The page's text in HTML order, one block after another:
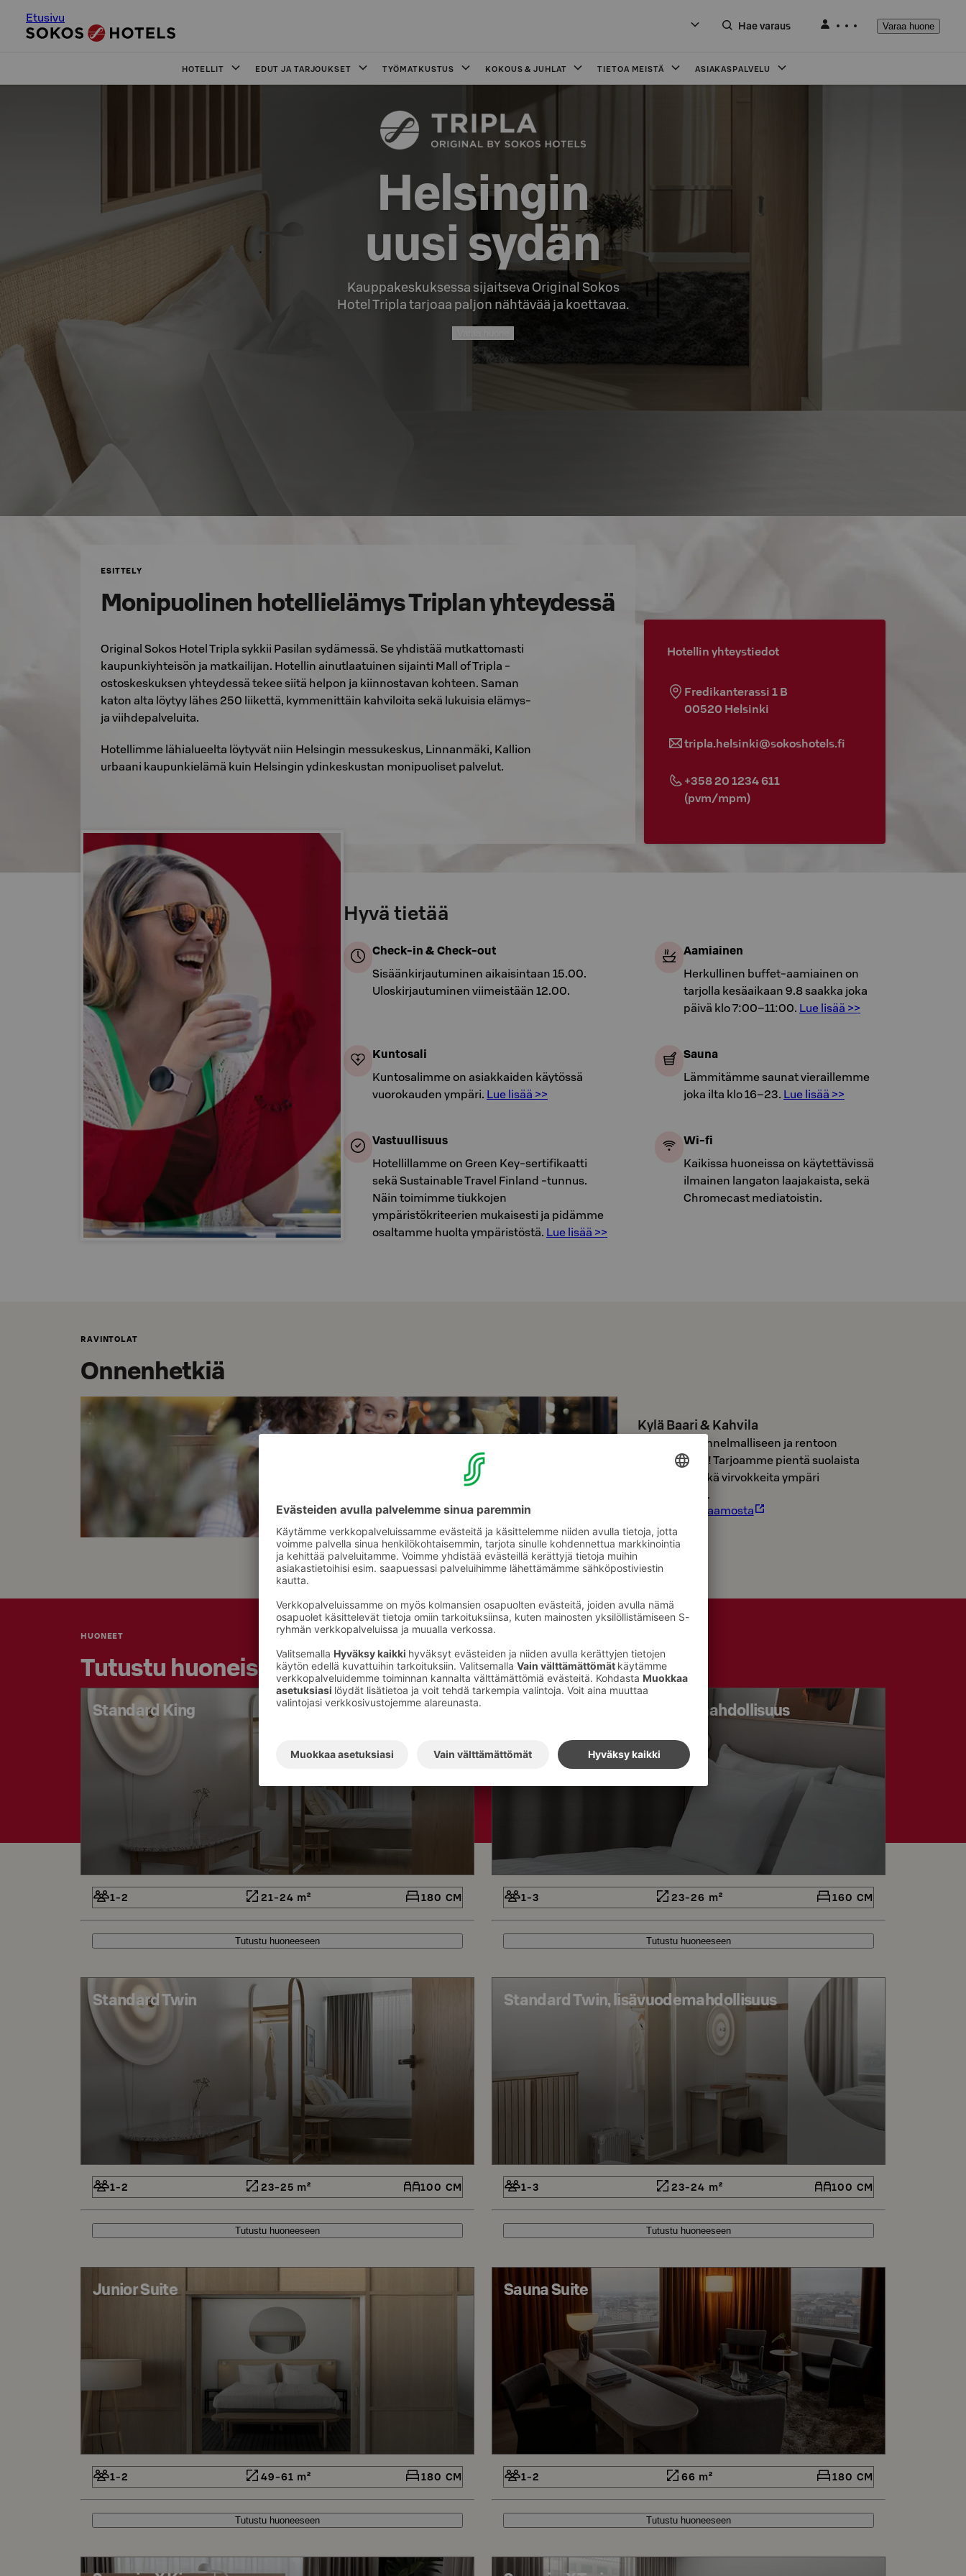
Etusivu
Hae varaus Varaa huone
HOTELLIT EDUT JA TARJOUKSET TYÖMATKUSTUS KOKOUS & JUHLAT TIETOA MEISTÄ ASIAKASPALVELU
Helsingin
uusi sydän
Kauppakeskuksessa sijaitseva Original Sokos
Hotel Tripla tarjoaa paljon nähtävää ja koettavaa.
ESITTELY
Monipuolinen hotellielämys Triplan yhteydessä
Original Sokos Hotel Tripla sykkii Pasilan sydämessä. Se yhdistää mutkattomasti
kaupunkiyhteisön ja matkailijan. Hotellin ainutlaatuinen sijainti Mall of Tripla -
ostoskeskuksen yhteydessä tekee siitä helpon ja kiinnostavan kohteen. Saman
katon alta löytyy lähes 250 liikettä, kymmenittäin kahviloita sekä lukuisia elämys-
ja viihdepalveluita.
Hotellimme lähialueelta löytyvät niin Helsingin messukeskus, Linnanmäki, Kallion
urbaani kaupunkielämä kuin Helsingin ydinkeskustan monipuoliset palvelut.
Hotellin yhteystiedot
Fredikanterassi 1 B
00520 Helsinki
tripla.helsinki@sokoshotels.fi
+358 20 1234 611
(pvm/mpm)
Hyvä tietää
Check-in & Check-out
Sisäänkirjautuminen aikaisintaan 15.00.
Uloskirjautuminen viimeistään 12.00.
Aamiainen
Herkullinen buffet-aamiainen on
tarjolla kesäaikaan 9.8 saakka joka
päivä klo 7:00–11:00. Lue lisää >>
Kuntosali
Kuntosalimme on asiakkaiden käytössä
vuorokauden ympäri. Lue lisää >>
Sauna
Lämmitämme saunat vieraillemme
joka ilta klo 16–23. Lue lisää >>
Vastuullisuus
Hotellillamme on Green Key-sertifikaatti
sekä Sustainable Travel Finland -tunnus.
Näin toimimme tiukkojen
ympäristökriteerien mukaisesti ja pidämme
osaltamme huolta ympäristöstä. Lue lisää >>
Wi-fi
Kaikissa huoneissa on käytettävissä
ilmainen langaton laajakaista, sekä
Chromecast mediatoistin.
RAVINTOLAT
Onnenhetkiä
Kylä Baari & Kahvila
Tervetuloa tunnelmalliseen ja rentoon
loungeemme! Tarjoamme pientä suolaista
ja makeaa sekä virvokkeita ympäri
vuorokauden.
Lue lisää Raflaamosta
HUONEET
Tutustu huoneisiimme
Standard King
1-2 21-24 m² 180 CM
Tutustu huoneeseen
Standard Queen, lisävuodemahdollisuus
1-3 23-26 m² 160 CM
Tutustu huoneeseen
Standard Twin
1-2 23-25 m² 100 CM
Tutustu huoneeseen
Standard Twin, lisävuodemahdollisuus
1-3 23-24 m² 100 CM
Tutustu huoneeseen
Junior Suite
1-2 49-61 m² 180 CM
Tutustu huoneeseen
Sauna Suite
1-2 66 m² 180 CM
Tutustu huoneeseen